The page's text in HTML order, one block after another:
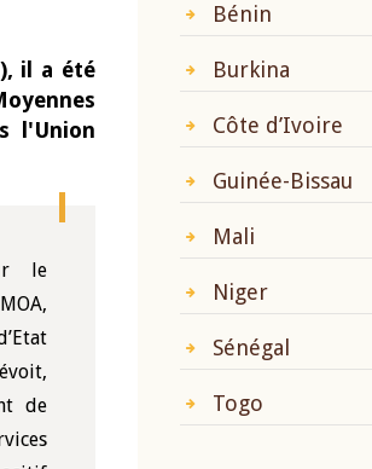
il a été
l'Union
le
de
Bénin
Burkina
Côte d’Ivoire
Guinée-Bissau
Mali
Niger
Sénégal
Togo